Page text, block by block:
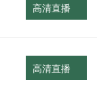
高清直播
高清直播